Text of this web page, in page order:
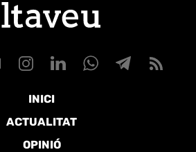
INICI
ACTUALITAT
OPINIÓ